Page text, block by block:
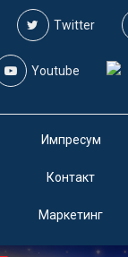
Twitter
Youtube
Импресум
Контакт
Маркетинг
Услови за користење